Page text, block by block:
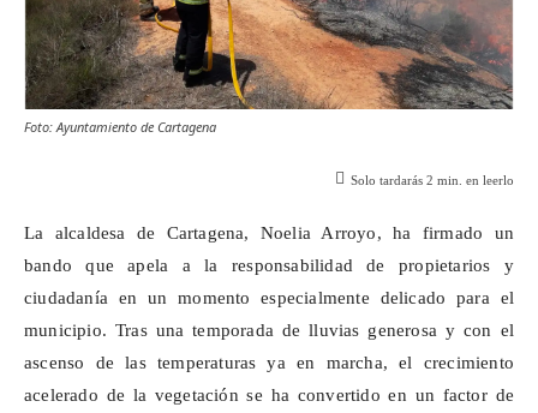
Foto: Ayuntamiento de Cartagena
Solo tardarás 2 min. en leerlo
La alcaldesa de Cartagena, Noelia Arroyo, ha firmado un
bando que apela a la responsabilidad de propietarios y
ciudadanía en un momento especialmente delicado para el
municipio. Tras una temporada de lluvias generosa y con el
ascenso de las temperaturas ya en marcha, el crecimiento
acelerado de la vegetación se ha convertido en un factor de